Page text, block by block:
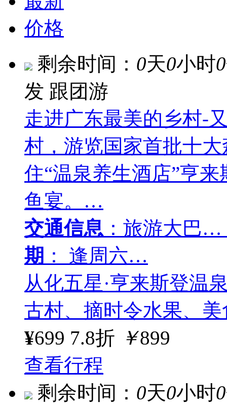
价格
剩余时间： 0天0小时0
发 跟团游
走进广东最美的乡村-
村，游览国家首批十
住“温泉养生酒店”亨
鱼宴。…
交通信息 ：旅游大巴…
期 ： 逢周六…
从化五星·亨来斯登温
古村、摘时令水果、
¥699 7.8折 ￥899
查看行程
剩余时间： 0天0小时0